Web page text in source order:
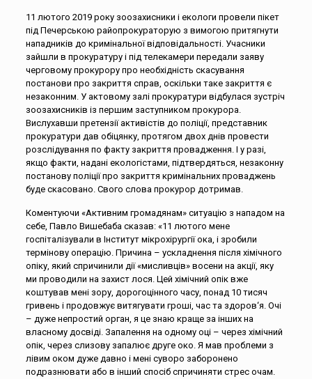
11 лютого 2019 року зоозахисники і екологи провели пікет
під Печерською райопрокураторую з вимогою притягнути
нападників до кримінальної відповідальності. Учасники
зайшли в прокуратуру і під телекамери передали заяву
черговому прокурору про необхідність скасування
постанови про закриття справ, оскільки таке закриття є
незаконним. У актовому залі прокуратури відбулася зустріч
зоозахисників із першим заступником прокурора.
Вислухавши претензії активістів до поліції, представник
прокуратури дав обіцянку, протягом двох днів провести
розслідування по факту закриття провадження. І у разі,
якщо факти, надані екологістами, підтвердяться, незаконну
постанову поліції про закриття кримінальних проваджень
буде скасовано. Свого слова прокурор дотримав.
Коментуючи «Активним громадянам» ситуацію з нападом на
себе, Павло Вишебаба сказав: «11 лютого мене
госпіталізували в Інститут мікрохірургії ока, і зробили
термінову операцію. Причина – ускладнення після хімічного
опіку, який спричинили дії «мисливців» восени на акції, яку
ми проводили на захист лося. Цей хімічний опік вже
коштував мені зору, дорогоцінного часу, понад 10 тисяч
гривень і продовжує витягувати гроші, час та здоров‘я. Очі
– дуже непростий орган, я це знаю краще за інших на
власному досвіді. Запалення на одному оці – через хімічний
опік, через слизову запалює друге око. Я мав проблеми з
лівим оком дуже давно і мені суворо заборонено
подразнювати або в інший спосіб спричиняти стрес очам.